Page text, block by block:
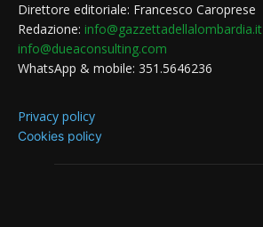
Direttore editoriale: Francesco Caroprese
Redazione: info@gazzettadellalombardia.it
info@dueaconsulting.com
WhatsApp & mobile: 351.5646236
Privacy policy
Cookies policy